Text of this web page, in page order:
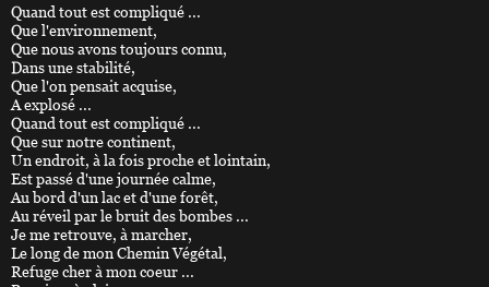
Quand tout est compliqué ...
Que l'environnement,
Que nous avons toujours connu,
Dans une stabilité,
Que l'on pensait acquise,
A explosé ...
Quand tout est compliqué ...
Que sur notre continent,
Un endroit, à la fois proche et lointain,
Est passé d'une journée calme,
Au bord d'un lac et d'une forêt,
Au réveil par le bruit des bombes ...
Je me retrouve, à marcher,
Le long de mon Chemin Végétal,
Refuge cher à mon coeur ...